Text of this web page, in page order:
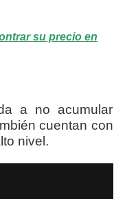
su precio en
a no acumular
cuentan con
nivel.